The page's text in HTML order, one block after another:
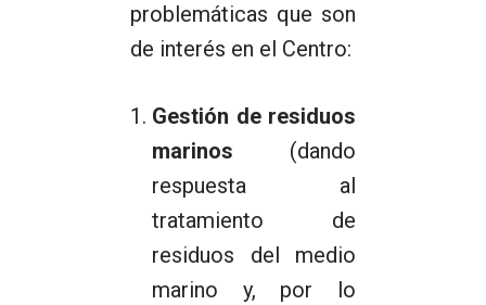
problemáticas que son
de interés en el Centro:
Gestión de residuos
marinos (dando
respuesta al
tratamiento de
residuos del medio
marino y, por lo